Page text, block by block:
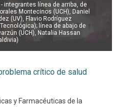
integrantes línea de arriba, de
Montecinos (UCH), Daniel
(UV), Flavio Rodríguez
línea de abajo de
(UCH), Natalia Hassan
crítico de salud
y Farmacéuticas de la